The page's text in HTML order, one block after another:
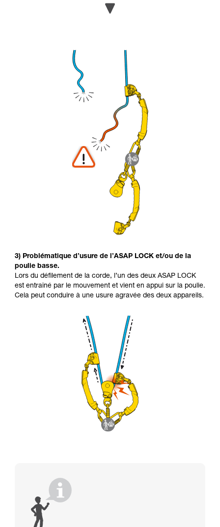
3) Problématique d’usure de l’ASAP LOCK et/ou de la
poulie basse.
Lors du défilement de la corde, l’un des deux ASAP LOCK
est entraîné par le mouvement et vient en appui sur la poulie.
Cela peut conduire à une usure agravée des deux appareils.